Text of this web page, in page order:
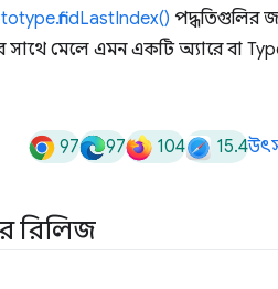
পদ্ধতিগুলির
সাথে মেলে এমন একটি অ্যারে বা
97 97 104 15.4
রিলিজ